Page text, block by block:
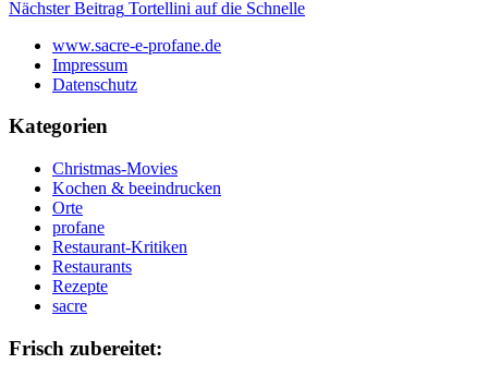
Nächster Beitrag Tortellini auf die Schnelle
www.sacre-e-profane.de
Impressum
Datenschutz
Kategorien
Christmas-Movies
Kochen & beeindrucken
Orte
profane
Restaurant-Kritiken
Restaurants
Rezepte
sacre
Frisch zubereitet: